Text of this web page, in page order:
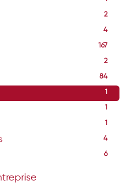
2
4
167
2
84
1
1
1
4
6